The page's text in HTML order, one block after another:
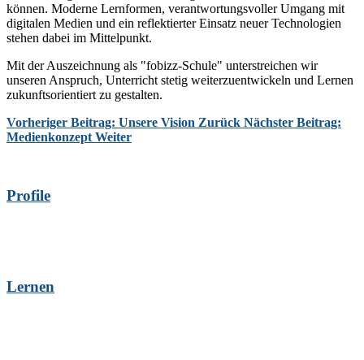
können. Moderne Lernformen, verantwortungsvoller Umgang mit
digitalen Medien und ein reflektierter Einsatz neuer Technologien
stehen dabei im Mittelpunkt.
Mit der Auszeichnung als "fobizz-Schule" unterstreichen wir
unseren Anspruch, Unterricht stetig weiterzuentwickeln und Lernen
zukunftsorientiert zu gestalten.
Vorheriger Beitrag: Unsere Vision Zurück Nächster Beitrag:
Medienkonzept Weiter
Profile
Lernen